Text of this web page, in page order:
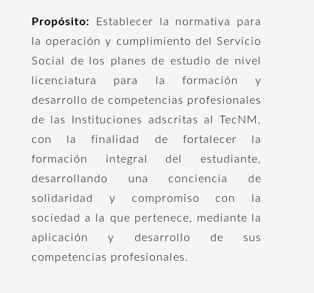
Propósito:
Establecer la normativa para
la operación y cumplimiento del Servicio
Social de los planes de estudio de nivel
licenciatura para la formación y
desarrollo de competencias profesionales
de las Instituciones adscritas al TecNM,
con la finalidad de fortalecer la
formación integral del estudiante,
desarrollando una conciencia de
solidaridad y compromiso con la
sociedad a la que pertenece, mediante la
aplicación y desarrollo de sus
competencias profesionales.